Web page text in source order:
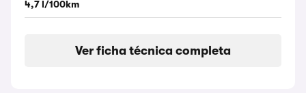
4,7 l/100km
Ver ficha técnica completa